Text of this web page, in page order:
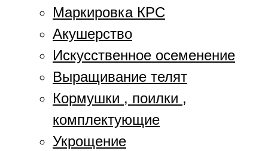
Маркировка КРС
Акушерство
Искусственное осеменение
Выращивание телят
Кормушки , поилки ,
комплектующие
Укрощение